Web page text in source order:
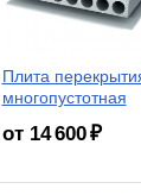
Плита
многопустотная
от 14 600 ₽